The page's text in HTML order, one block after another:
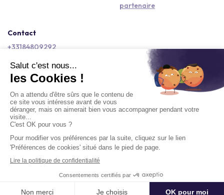
partenaire
Contact
+33184809292
Copyright © 2026 Kactus Tous droits réservés
Conditions générales d'utilisation
Mentions légales
Signaler un contenu